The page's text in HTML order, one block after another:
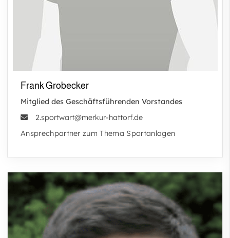
Frank Grobecker
Mitglied des Geschäftsführenden Vorstandes
2.sportwart@merkur-hattorf.de
Ansprechpartner zum Thema Sportanlagen